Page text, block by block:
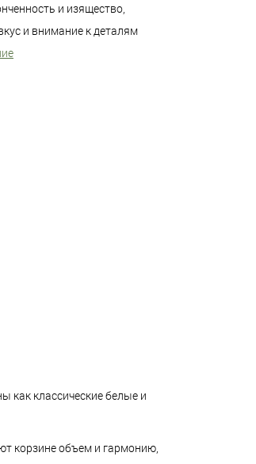
и изящество,
и внимание к деталям
как классические белые и
корзине объем и гармонию,